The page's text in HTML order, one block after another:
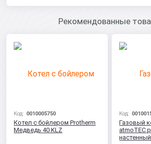
Рекомендованные
Код:0010005750
Котел с бойлером Protherm
Медведь 40 KLZ
Код:
Газовый
atmoTEC